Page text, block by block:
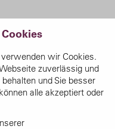
wir Cookies.
zuverlässig und
und Sie besser
alle akzeptiert oder